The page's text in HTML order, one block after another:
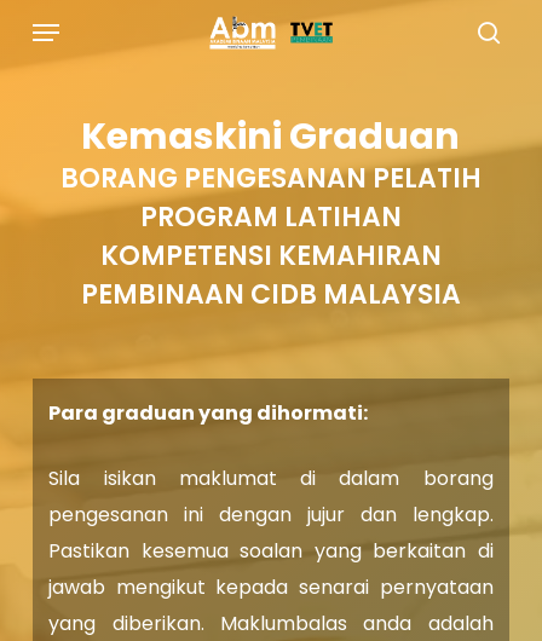
Menu
Kemaskini Graduan
BORANG PENGESANAN PELATIH
PROGRAM LATIHAN
KOMPETENSI KEMAHIRAN
PEMBINAAN CIDB MALAYSIA
Para graduan yang dihormati:
Sila isikan maklumat di dalam borang
pengesanan ini dengan jujur dan lengkap.
Pastikan kesemua soalan yang berkaitan di
jawab mengikut kepada senarai pernyataan
yang diberikan. Maklumbalas anda adalah